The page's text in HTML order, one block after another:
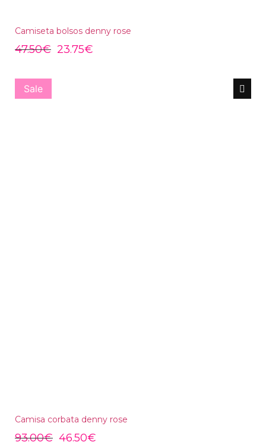
Camiseta bolsos denny rose
47.50€ 23.75€
Sale
Camisa corbata denny rose
93.00€ 46.50€